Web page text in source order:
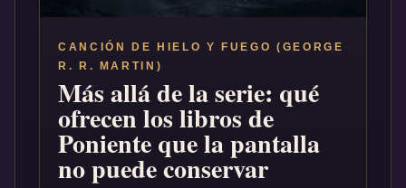
CANCIÓN DE HIELO Y FUEGO (GEORGE
R. R. MARTIN)
Más allá de la serie: qué
ofrecen los libros de
Poniente que la pantalla
no puede conservar